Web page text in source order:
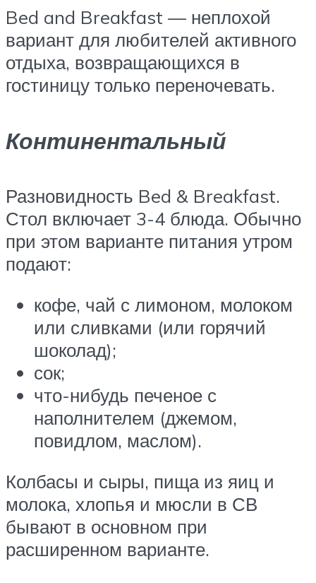
Bed and Breakfast — неплохой
вариант для любителей активного
отдыха, возвращающихся в
гостиницу только переночевать.
Континентальный
Разновидность Bed & Breakfast.
Стол включает 3-4 блюда. Обычно
при этом варианте питания утром
подают:
кофе, чай с лимоном, молоком
или сливками (или горячий
шоколад);
сок;
что-нибудь печеное с
наполнителем (джемом,
повидлом, маслом).
Колбасы и сыры, пища из яиц и
молока, хлопья и мюсли в СВ
бывают в основном при
расширенном варианте.